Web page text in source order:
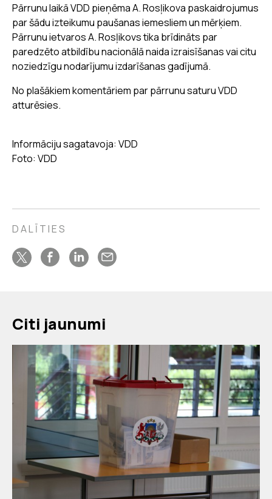
Pārrunu laikā VDD pieņēma A. Rosļikova paskaidrojumus
par šādu izteikumu paušanas iemesliem un mērķiem.
Pārrunu ietvaros A. Rosļikovs tika brīdināts par
paredzēto atbildību nacionālā naida izraisīšanas vai citu
noziedzīgu nodarījumu izdarīšanas gadījumā.
No plašākiem komentāriem par pārrunu saturu VDD
atturēsies.
Informāciju sagatavoja: VDD
Foto: VDD
DALĪTIES
Citi jaunumi